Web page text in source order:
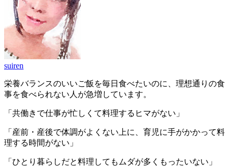
suiren
栄養バランスのいいご飯を毎日食べたいのに、理想通りの食
事を食べられない人が急増しています。
「共働きで仕事が忙しくて料理するヒマがない」
「産前・産後で体調がよくない上に、育児に手がかかって料
理する時間がない」
「ひとり暮らしだと料理してもムダが多くもったいない」